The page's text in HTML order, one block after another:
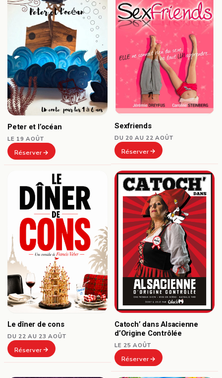
Peter et l’océan
LE 19 AOÛT
Réserver
Sexfriends
DU 20 AU 22 AOÛT
Réserver
Le dîner de cons
DU 22 AU 23 AOÛT
Réserver
Catoch’ dans Alsacienne
d’Origine Contrôlée
LE 25 AOÛT
Réserver